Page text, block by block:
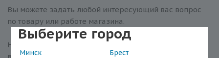
Выберите город
Минск
Брест
Вы можете задать любой интересующий вас вопрос
по товару или работе магазина.
Наши квалифицированные специалисты обязательно
вам помогут.